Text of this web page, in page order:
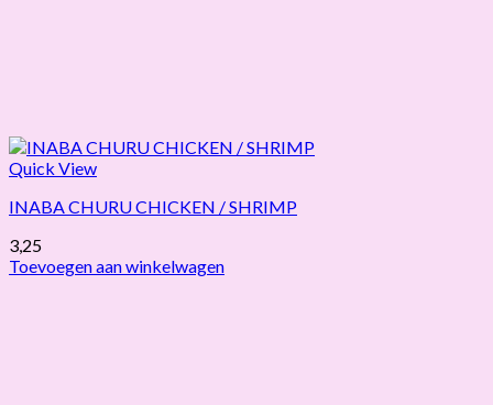
Quick View
INABA CHURU CHICKEN / SHRIMP
3,25
Toevoegen aan winkelwagen